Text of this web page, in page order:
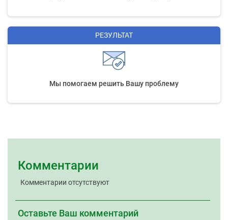
РЕЗУЛЬТАТ
Мы помогаем решить Вашу проблему
Комментарии
Комментарии отсутствуют
Оставьте Ваш комментарий